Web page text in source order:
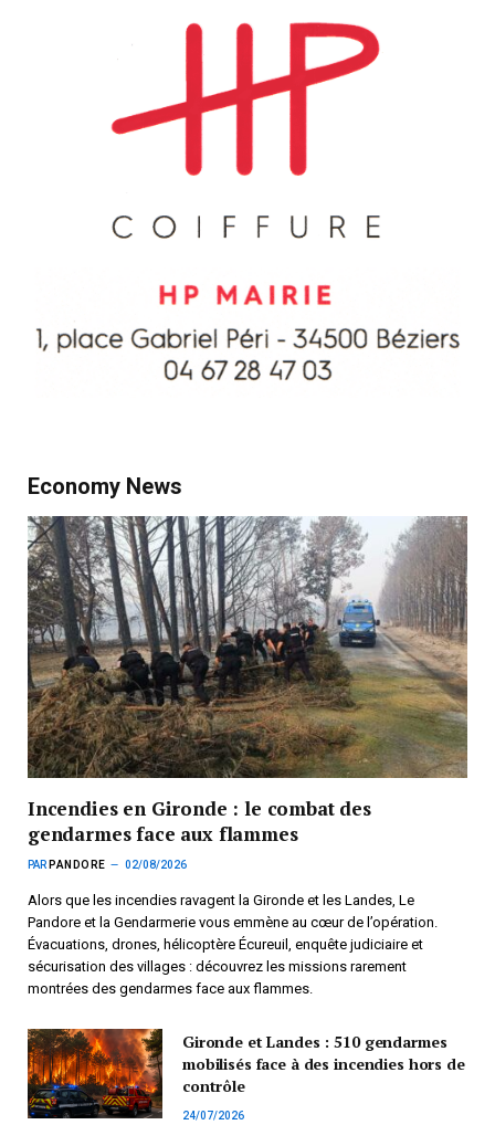
Economy News
Incendies en Gironde : le combat des
gendarmes face aux flammes
PAR PANDORE 02/08/2026
Alors que les incendies ravagent la Gironde et les Landes, Le
Pandore et la Gendarmerie vous emmène au cœur de l’opération.
Évacuations, drones, hélicoptère Écureuil, enquête judiciaire et
sécurisation des villages : découvrez les missions rarement
montrées des gendarmes face aux flammes.
Gironde et Landes : 510 gendarmes
mobilisés face à des incendies hors de
contrôle
24/07/2026